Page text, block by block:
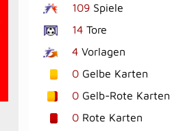
109 Spiele
14 Tore
4 Vorlagen
0 Gelbe Karten
0 Gelb-Rote Karten
0 Rote Karten